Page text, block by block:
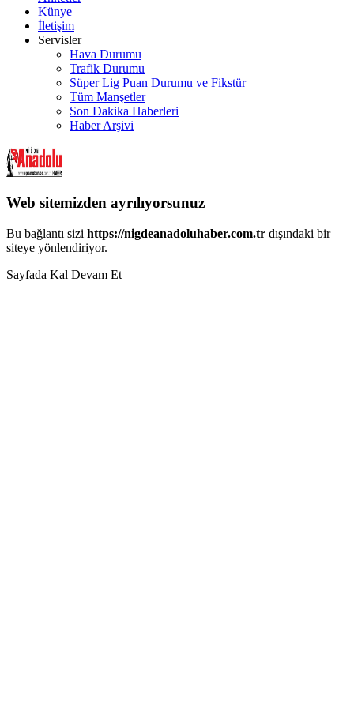
Künye
İletişim
Servisler
Hava Durumu
Trafik Durumu
Süper Lig Puan Durumu ve Fikstür
Tüm Manşetler
Son Dakika Haberleri
Haber Arşivi
Web sitemizden ayrılıyorsunuz
Bu bağlantı sizi https://nigdeanadoluhaber.com.tr dışındaki bir
siteye yönlendiriyor.
Sayfada Kal Devam Et